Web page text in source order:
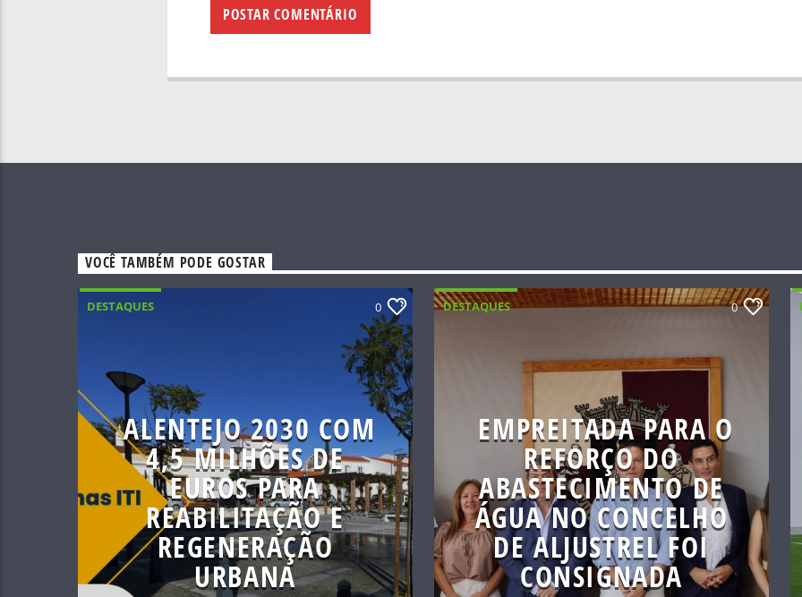
VOCÊ TAMBÉM PODE GOSTAR
DESTAQUES 0
ALENTEJO 2030 COM
4,5 MILHÕES DE
EUROS PARA
REABILITAÇÃO E
REGENERAÇÃO
URBANA
DESTAQUES 0
EMPREITADA PARA O
REFORÇO DO
ABASTECIMENTO DE
ÁGUA NO CONCELHO
DE ALJUSTREL FOI
CONSIGNADA